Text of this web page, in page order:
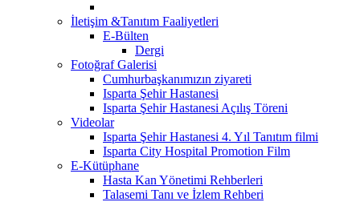
İletişim &Tanıtım Faaliyetleri
E-Bülten
Dergi
Fotoğraf Galerisi
Cumhurbaşkanımızın ziyareti
Isparta Şehir Hastanesi
Isparta Şehir Hastanesi Açılış Töreni
Videolar
Isparta Şehir Hastanesi 4. Yıl Tanıtım filmi
Isparta City Hospital Promotion Film
E-Kütüphane
Hasta Kan Yönetimi Rehberleri
Talasemi Tanı ve İzlem Rehberi